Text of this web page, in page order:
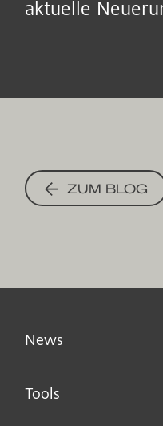
aktuelle
ZUM BLOG
News
Tools